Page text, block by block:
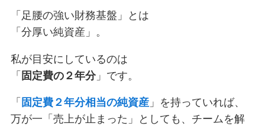
「足腰の強い財務基盤」とは
「分厚い純資産」。
私が目安にしているのは
「 固定費の２年分」です。
「 固定費２年分相当の純資産」を持っていれば、
万が一「売上が止まった」としても、チームを解